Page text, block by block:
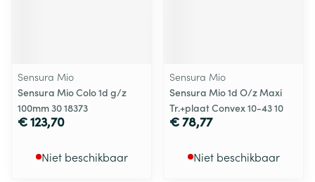
Sensura Mio
Sensura Mio Colo 1d g/z
100mm 30 18373
€ 123,70
Niet beschikbaar
Sensura Mio
Sensura Mio 1d O/z Maxi
Tr.+plaat Convex 10-43 10
€ 78,77
Niet beschikbaar